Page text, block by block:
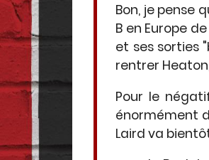
Bon, je pense
B en Europe
et ses sorties
rentrer
Pour le
énormément
Laird va